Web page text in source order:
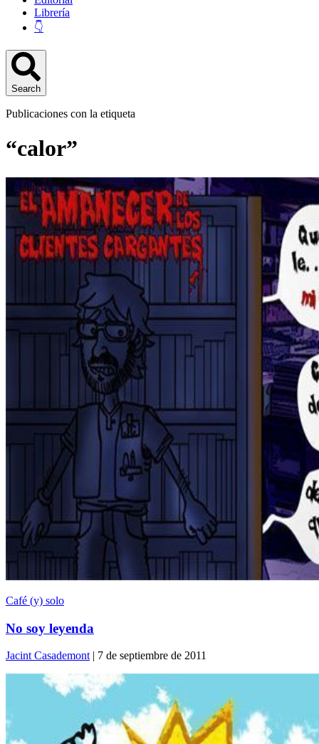
Librería
👇
Search
Publicaciones con la etiqueta
“calor”
Café (y) solo
No soy leyenda
Jacint Casademont | 7 de septiembre de 2011